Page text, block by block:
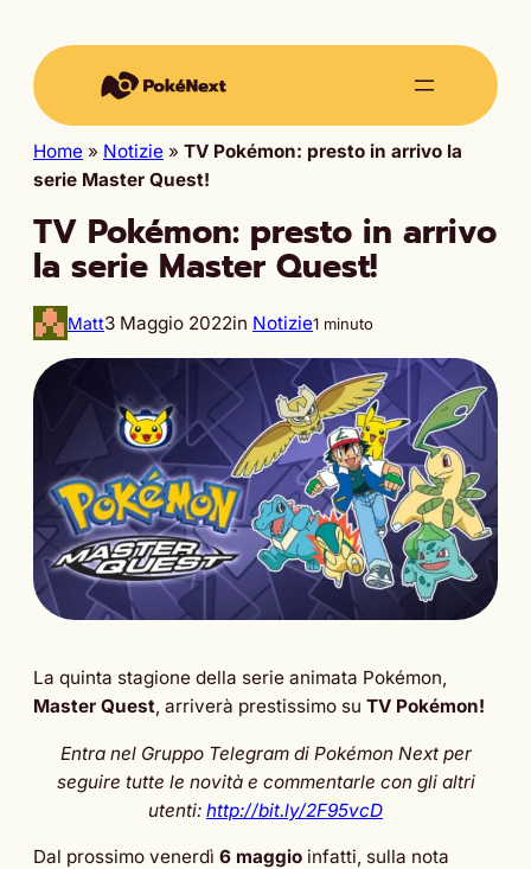
Home » Notizie » TV Pokémon: presto in arrivo la
serie Master Quest!
TV Pokémon: presto in arrivo
la serie Master Quest!
Matt3 Maggio 2022in Notizie1 minuto
La quinta stagione della serie animata Pokémon,
Master Quest, arriverà prestissimo su TV Pokémon!
Entra nel Gruppo Telegram di Pokémon Next per
seguire tutte le novità e commentarle con gli altri
utenti: http://bit.ly/2F95vcD
Dal prossimo venerdì 6 maggio infatti, sulla nota